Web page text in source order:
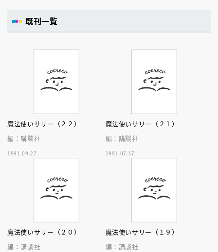
既刊一覧
魔法使いサリー（２２）
編：講談社
1991.09.27
魔法使いサリー（２１）
編：講談社
1991.07.17
魔法使いサリー（２０）
編：講談社
魔法使いサリー（１９）
編：講談社